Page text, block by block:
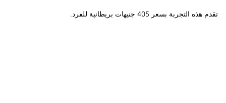
تقدم هذه التجربة بسعر 405 جنيهات بريطانية للفرد.